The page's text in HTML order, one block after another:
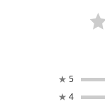
★ 5
★ 4